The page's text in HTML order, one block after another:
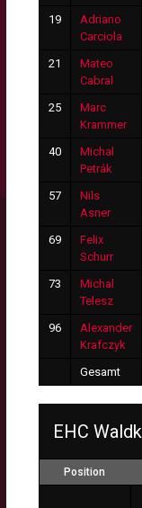
19
Adriano
Carciola
21
Mateo
Cabral
25
Marc
Krammer
40
Michal
Petrák
57
Nils
Asner
69
Felix
Schurr
73
Michal
Telesz
96
Alexander
Krafczyk
Gesamt
EHC
Position